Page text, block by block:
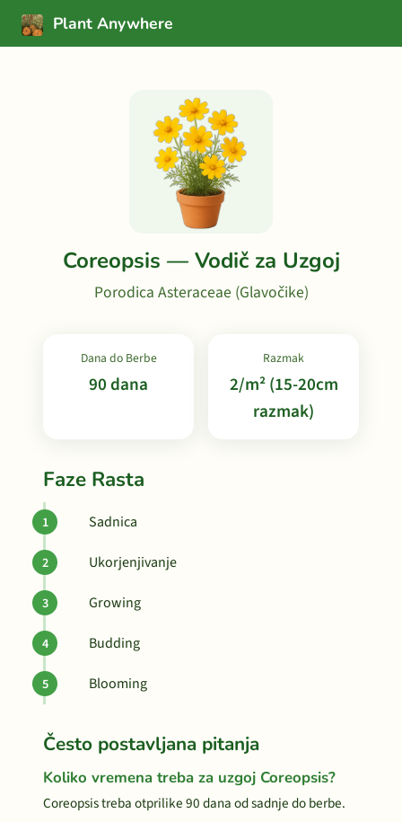
Plant Anywhere
Coreopsis — Vodič za Uzgoj
Porodica Asteraceae (Glavočike)
Dana do Berbe
90 dana
Razmak
2/m² (15-20cm
razmak)
Faze Rasta
Sadnica
Ukorjenjivanje
Growing
Budding
Blooming
Često postavljana pitanja
Koliko vremena treba za uzgoj Coreopsis?
Coreopsis treba otprilike 90 dana od sadnje do berbe.